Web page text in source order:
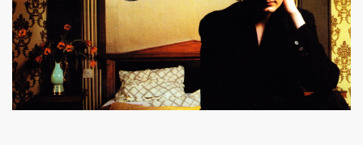
and friends) le 22 janvier 2010 au POINT FMR
THE HELLBOYS, HEARTBREAK HOTEL,
(Paris).